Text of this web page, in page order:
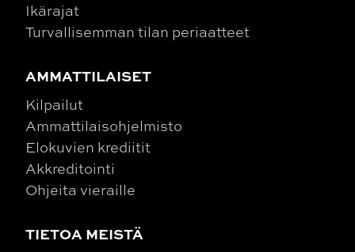
Ikärajat
Turvallisemman tilan periaatteet
AMMATTILAISET
Kilpailut
Ammattilaisohjelmisto
Elokuvien krediitit
Akkreditointi
Ohjeita vieraille
TIETOA MEISTÄ